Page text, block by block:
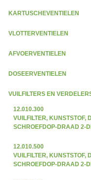
KARTUSCHEVENTIELEN
VLOTTERVENTIELEN
AFVOERVENTIELEN
DOSEERVENTIELEN
VUILFILTERS EN
12.010.300
VUILFILTER, KUNSTSTOF,
SCHROEFDOP-DRAAD 2-
12.010.500
VUILFILTER, KUNSTSTOF,
SCHROEFDOP-DRAAD 2-